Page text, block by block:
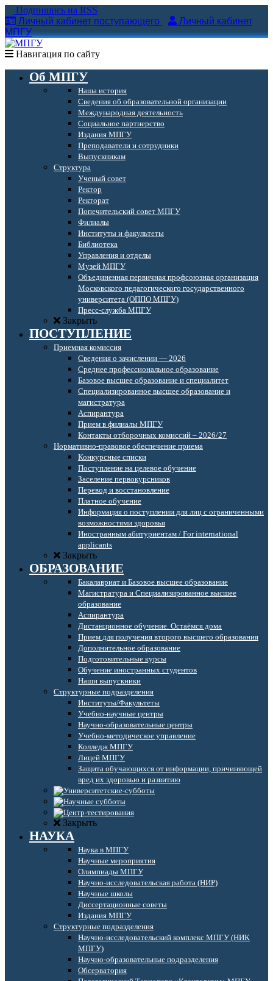
Подпишись на RSS
Личный кабинет поступающего
Личный кабинет
МПГУ
Навигация по сайту
Об МПГУ
Наша история
Сведения об образовательной организации
Международная деятельность
Социальное партнерство
Издания МПГУ
Преподаватели и сотрудники
Выпускникам
Структура
Ученый совет
Ректор
Ректорат
Попечительский совет МПГУ
Филиалы
Институты и факультеты
Библиотека
Управления и отделы
Музей МПГУ
Объединенная первичная профсоюзная организация
Московского педагогического государственного
университета (ОППО МПГУ)
Пресс-служба МПГУ
Закрыть
ПОСТУПЛЕНИЕ
Приемная комиссия
Сведения о зачислении — 2026
Среднее профессиональное образование
Базовое высшее образование и специалитет
Специализированное высшее образование и
магистратура
Аспирантура
Прием в филиалы МПГУ
Контакты отборочных комиссий – 2026/27
Нормативно-правовое обеспечение приема
Конкурсные списки
Поступление на целевое обучение
Заселение первокурсников
Перевод и восстановление
Платное обучение
Информация о поступлении для лиц с ограниченными
возможностями здоровья
Иностранным абитуриентам / For international
applicants
Закрыть
ОБРАЗОВАНИЕ
Бакалавриат и Базовое высшее образование
Магистратура и Специализированное высшее
образование
Аспирантура
Дистанционное обучение. Остаёмся дома
Прием для получения второго высшего образования
Дополнительное образование
Подготовительные курсы
Обучение иностранных студентов
Наши выпускники
Структурные подразделения
Институты/Факультеты
Учебно-научные центры
Научно-образовательные центры
Учебно-методическое управление
Колледж МПГУ
Лицей МПГУ
Защита обучающихся от информации, причиняющей
вред их здоровью и развитию
Закрыть
НАУКА
Наука в МПГУ
Научные мероприятия
Олимпиады МПГУ
Научно-исследовательская работа (НИР)
Научные школы
Диссертационные советы
Издания МПГУ
Структурные подразделения
Научно-исследовательский комплекс МПГУ (НИК
МПГУ)
Научно-образовательные подразделения
Обсерватория